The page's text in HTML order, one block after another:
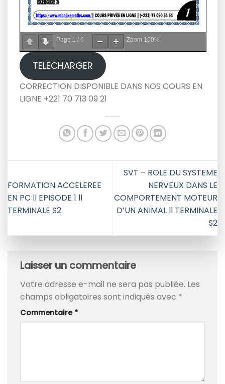
Page 1 / 6 Zoom 100%
TELECHARGER
CORRECTION DISPONIBLE DANS NOS COURS EN
LIGNE +221 70 713 09 21
FORMATION ACCELEREE
EN PC ll EPISODE 1 ll
TERMINALE S2
SVT – ROLE DU SYSTEME
NERVEUX DANS LE
COMPORTEMENT MOTEUR
D’UN ANIMAL ll TERMINALE
S2
Laisser un commentaire
Votre adresse e-mail ne sera pas publiée. Les
champs obligatoires sont indiqués avec *
Commentaire *